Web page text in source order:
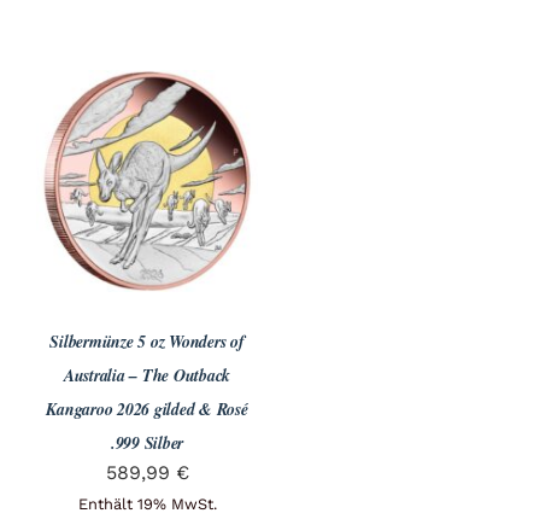
Silbermünze 5 oz Wonders of
Australia – The Outback
Kangaroo 2026 gilded & Rosé
.999 Silber
589,99 €
Enthält 19% MwSt.